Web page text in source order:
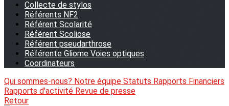
Collecte de stylos
Référents NF2
Référent Scolarité
Référent Scoliose
Référent pseudarthrose
Référente Gliome Voies optiques
Coordinateurs
Qui sommes-nous? Notre équipe Statuts Rapports Financiers
Rapports d'activité Revue de presse
Retour